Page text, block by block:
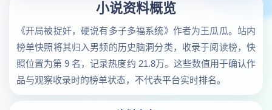
小说资料概览
《开局被捉奸，硬说有多子多福系统》作者为王瓜瓜。站内
榜单快照将其归入男频的历史脑洞分类，收录于阅读榜，快
照位置为第 9 名，记录热度约 21.8万。这些数值用于确认作
品与观察收录时的榜单状态，不代表平台实时排名。